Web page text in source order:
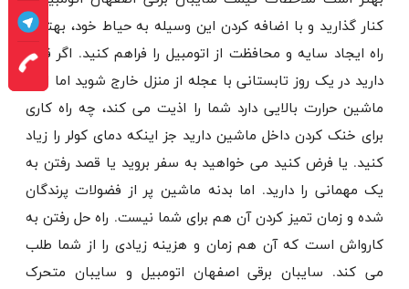
کنار گذارید و با اضافه کردن این وسیله به حیاط خود، بهترین
راه ایجاد سایه و محافظت از اتومبیل را فراهم کنید. اگر قصد
دارید در یک روز تابستانی با عجله از منزل خارج شوید اما اتاق
ماشین حرارت بالایی دارد شما را اذیت می کند، چه راه کاری
برای خنک کردن داخل ماشین دارید جز اینکه دمای کولر را زیاد
کنید. یا فرض کنید می خواهید به سفر بروید یا قصد رفتن به
یک مهمانی را دارید. اما بدنه ماشین پر از فضولات پرندگان
شده و زمان تمیز کردن آن هم برای شما نیست. راه حل رفتن به
کارواش است که آن هم زمان و هزینه زیادی را از شما طلب
می کند. سایبان برقی اصفهان اتومبیل و سایبان متحرک